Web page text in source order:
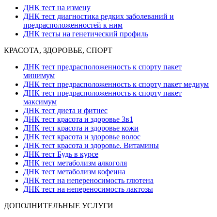
ДНК тест на измену
ДНК тест диагностика редких заболеваний и
предрасположенностей к ним
ДНК тесты на генетический профиль
КРАСОТА, ЗДОРОВЬЕ, СПОРТ
ДНК тест предрасположенность к спорту пакет
минимум
ДНК тест предрасположенность к спорту пакет медиум
ДНК тест предрасположенность к спорту пакет
максимум
ДНК тест диета и фитнес
ДНК тест красота и здоровье 3в1
ДНК тест красота и здоровье кожи
ДНК тест красота и здоровье волос
ДНК тест красота и здоровье. Витамины
ДНК тест Будь в курсе
ДНК тест метаболизм алкоголя
ДНК тест метаболизм кофеина
ДНК тест на непереносимость глютена
ДНК тест на непереносимость лактозы
ДОПОЛНИТЕЛЬНЫЕ УСЛУГИ